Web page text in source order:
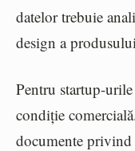
datelor trebuie
design a
Pentru startup-
condiție
documente privind